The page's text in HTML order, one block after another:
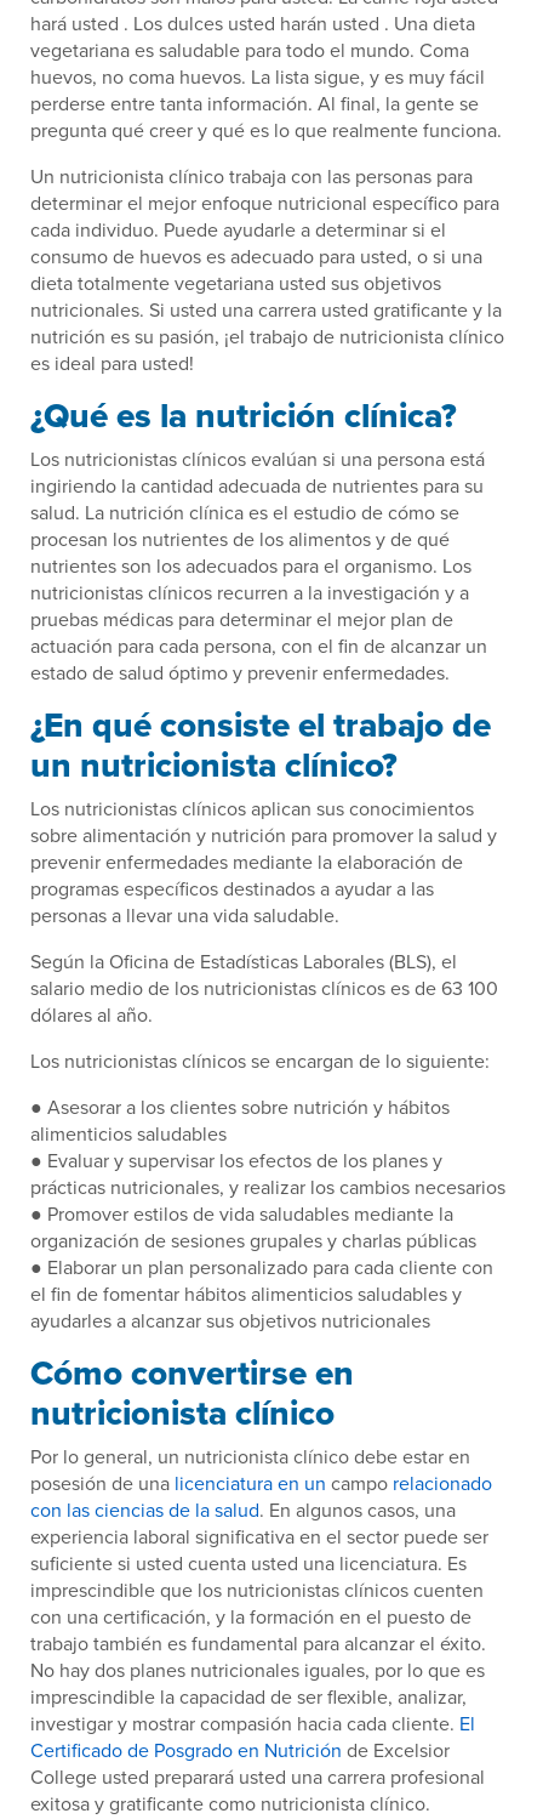
hará usted . Los dulces usted harán usted . Una dieta
vegetariana es saludable para todo el mundo. Coma
huevos, no coma huevos. La lista sigue, y es muy fácil
perderse entre tanta información. Al final, la gente se
pregunta qué creer y qué es lo que realmente funciona.
Un nutricionista clínico trabaja con las personas para
determinar el mejor enfoque nutricional específico para
cada individuo. Puede ayudarle a determinar si el
consumo de huevos es adecuado para usted, o si una
dieta totalmente vegetariana usted sus objetivos
nutricionales. Si usted una carrera usted gratificante y la
nutrición es su pasión, ¡el trabajo de nutricionista clínico
es ideal para usted!
¿Qué es la nutrición clínica?
Los nutricionistas clínicos evalúan si una persona está
ingiriendo la cantidad adecuada de nutrientes para su
salud. La nutrición clínica es el estudio de cómo se
procesan los nutrientes de los alimentos y de qué
nutrientes son los adecuados para el organismo. Los
nutricionistas clínicos recurren a la investigación y a
pruebas médicas para determinar el mejor plan de
actuación para cada persona, con el fin de alcanzar un
estado de salud óptimo y prevenir enfermedades.
¿En qué consiste el trabajo de
un nutricionista clínico?
Los nutricionistas clínicos aplican sus conocimientos
sobre alimentación y nutrición para promover la salud y
prevenir enfermedades mediante la elaboración de
programas específicos destinados a ayudar a las
personas a llevar una vida saludable.
Según la Oficina de Estadísticas Laborales (BLS), el
salario medio de los nutricionistas clínicos es de 63 100
dólares al año.
Los nutricionistas clínicos se encargan de lo siguiente:
● Asesorar a los clientes sobre nutrición y hábitos
alimenticios saludables
● Evaluar y supervisar los efectos de los planes y
prácticas nutricionales, y realizar los cambios necesarios
● Promover estilos de vida saludables mediante la
organización de sesiones grupales y charlas públicas
● Elaborar un plan personalizado para cada cliente con
el fin de fomentar hábitos alimenticios saludables y
ayudarles a alcanzar sus objetivos nutricionales
Cómo convertirse en
nutricionista clínico
Por lo general, un nutricionista clínico debe estar en
posesión de una licenciatura en un campo relacionado
con las ciencias de la salud. En algunos casos, una
experiencia laboral significativa en el sector puede ser
suficiente si usted cuenta usted una licenciatura. Es
imprescindible que los nutricionistas clínicos cuenten
con una certificación, y la formación en el puesto de
trabajo también es fundamental para alcanzar el éxito.
No hay dos planes nutricionales iguales, por lo que es
imprescindible la capacidad de ser flexible, analizar,
investigar y mostrar compasión hacia cada cliente. El
Certificado de Posgrado en Nutrición de Excelsior
College usted preparará usted una carrera profesional
exitosa y gratificante como nutricionista clínico.